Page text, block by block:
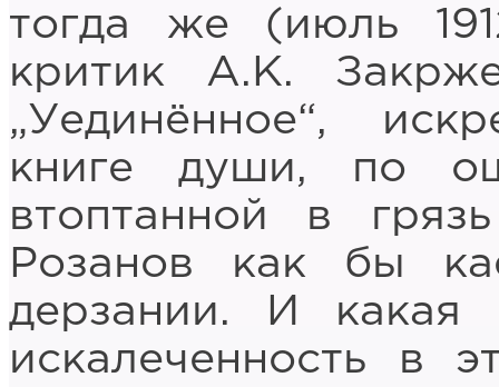
тогда же (июль
критик А.К.
„Уединённое“,
книге души, по
втоптанной в
Розанов как бы
дерзании. И какая
искалеченность в